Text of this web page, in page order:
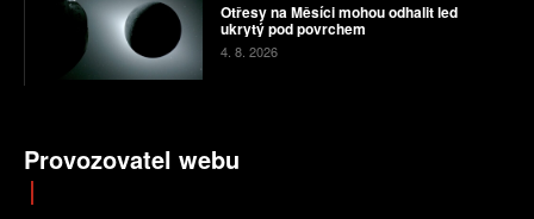
Otřesy na Měsíci mohou odhalit led
ukrytý pod povrchem
4. 8. 2026
Provozovatel webu